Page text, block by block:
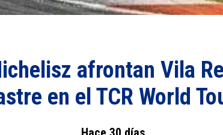
afrontan Vila
en el TCR World